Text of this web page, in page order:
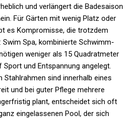
und verlängert die Badesaison
Für Gärten mit wenig Platz oder
es Kompromisse, die trotzdem
Spa, kombinierte Schwimm-
weniger als 15 Quadratmeter
und Entspannung angelegt.
sind innerhalb eines
und bei guter Pflege mehrere
plant, entscheidet sich oft
eingelassenen Pool, der sich